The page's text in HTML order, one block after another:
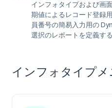
インフォタイプおよび画
期値によるレコード登録
員番号の簡易入力用の
選択のレポートを定義す
インフォタイプ